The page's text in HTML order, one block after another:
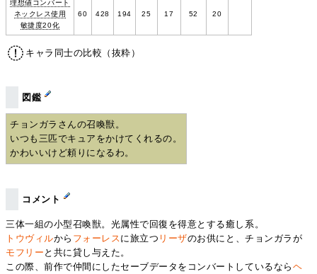
理想値コンバート
ネックレス使用
敏捷度20化
60 428 194 25 17 52 20
キャラ同士の比較（抜粋）
図鑑
チョンガラさんの召喚獣。
いつも三匹でキュアをかけてくれるの。
かわいいけど頼りになるわ。
コメント
三体一組の小型召喚獣。光属性で回復を得意とする癒し系。
トウヴィルから フォーレス に旅立つ リーザのお供にと、チョンガラが
モフリー と共に貸し与えた。
この際、前作で仲間にしたセーブデータをコンバートしているなら ヘ